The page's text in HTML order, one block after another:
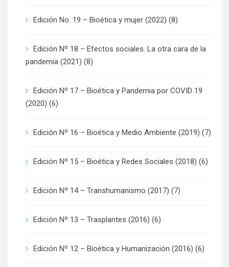
Edición No. 19 – Bioética y mujer (2022) (8)
Edición Nº 18 – Efectos sociales. La otra cara de la
pandemia (2021) (8)
Edición Nº 17 – Bioética y Pandemia por COVID 19
(2020) (6)
Edición Nº 16 – Bioética y Medio Ambiente (2019) (7)
Edición Nº 15 – Bioética y Redes Sociales (2018) (6)
Edición Nº 14 – Transhumanismo (2017) (7)
Edición Nº 13 – Trasplantes (2016) (6)
Edición Nº 12 – Bioética y Humanización (2016) (6)